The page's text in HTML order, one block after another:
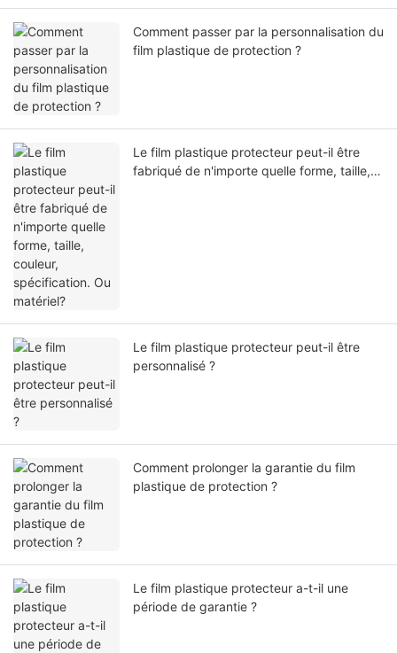
Comment passer par la personnalisation du
film plastique de protection ?
Le film plastique protecteur peut-il être
fabriqué de n'importe quelle forme, taille,
Le film plastique protecteur peut-il être
personnalisé ?
Comment prolonger la garantie du film
plastique de protection ?
Le film plastique protecteur a-t-il une
période de garantie ?